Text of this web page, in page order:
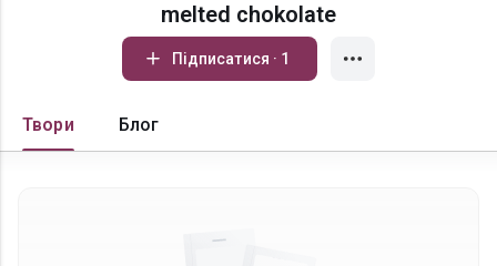
melted chokolate
Підписатися · 1
Твори Блог